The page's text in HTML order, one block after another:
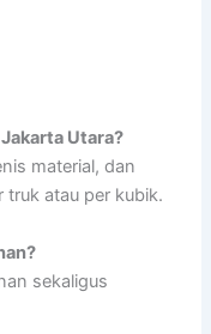
Utara?
material, dan
atau per kubik.
sekaligus